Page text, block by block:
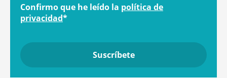
Confirmo que he leído la política de
privacidad*